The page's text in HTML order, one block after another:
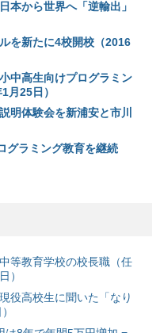
本から世界へ「逆輸出」
を新たに4校開校（2016
中高生向けプログラミン
月25日）
明体験会を新浦安と市川
グラミング教育を継続
等教育学校の校長職（任
）
役高校生に聞いた「なり